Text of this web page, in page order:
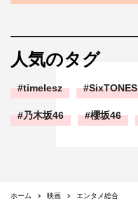
人気のタグ
timelesz SixTONES
乃木坂46 櫻坂46
ホーム 映画
エンタメ総合